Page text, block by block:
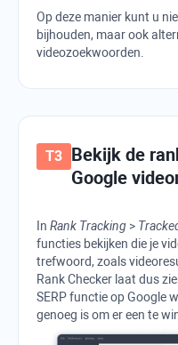
Op deze manier kunt u
bijhouden, maar ook
videozoekwoorden.
Bekijk de
Google
In Rank Tracking >
functies bekijken die je
trefwoord, zoals
Rank Checker laat dus
SERPfunctie opGoogle
genoeg is om er een te